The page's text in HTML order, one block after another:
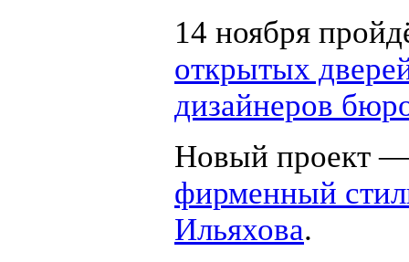
14 ноября
открытых
дизайнеров
Новый проект
фирменный
Ильяхова.